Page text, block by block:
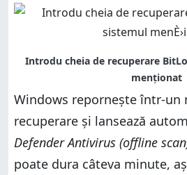
Windows repornește într-un
recuperare și lansează
Defender Antivirus (offline
poate dura câteva minute,